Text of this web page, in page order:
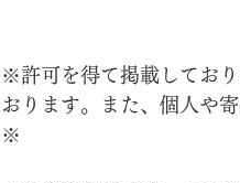
※許可を得て掲載してお
おります。また、個人や
※